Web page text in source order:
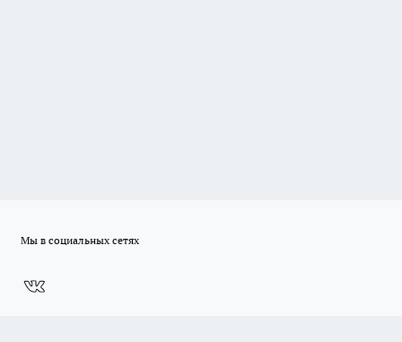
Мы в социальных сетях